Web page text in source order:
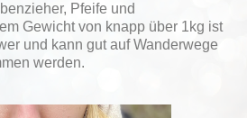
Pfeife und
Gewicht von knapp über 1kg ist
und kann gut auf Wanderwege
werden.